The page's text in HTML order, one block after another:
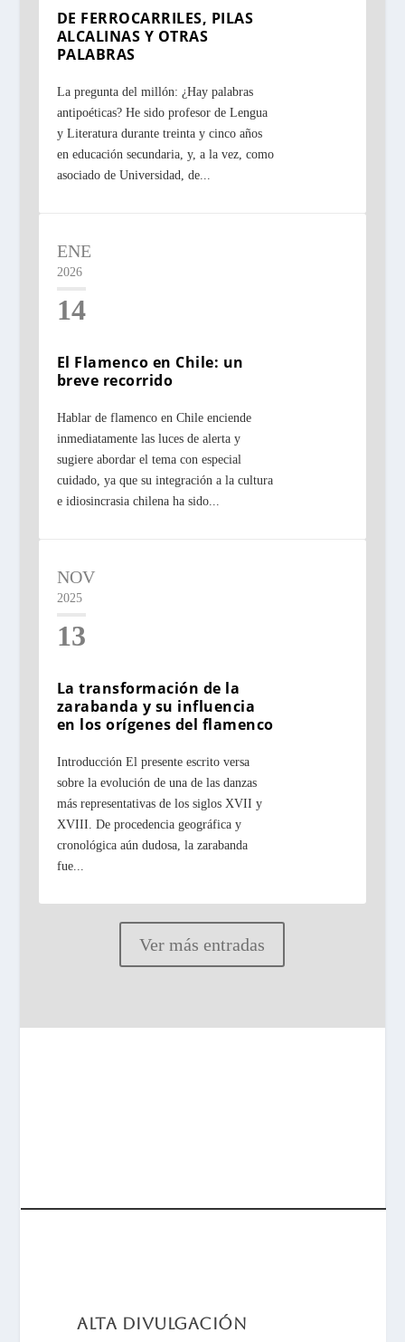
DE FERROCARRILES, PILAS
ALCALINAS Y OTRAS
PALABRAS
La pregunta del millón: ¿Hay palabras
antipoéticas? He sido profesor de Lengua
y Literatura durante treinta y cinco años
en educación secundaria, y, a la vez, como
asociado de Universidad, de...
ENE
2026
14
El Flamenco en Chile: un
breve recorrido
Hablar de flamenco en Chile enciende
inmediatamente las luces de alerta y
sugiere abordar el tema con especial
cuidado, ya que su integración a la cultura
e idiosincrasia chilena ha sido...
NOV
2025
13
La transformación de la
zarabanda y su influencia
en los orígenes del flamenco
Introducción El presente escrito versa
sobre la evolución de una de las danzas
más representativas de los siglos XVII y
XVIII. De procedencia geográfica y
cronológica aún dudosa, la zarabanda
fue...
Ver más entradas
alta divulgación